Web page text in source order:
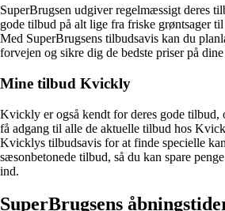
SuperBrugsen udgiver regelmæssigt deres
gode tilbud på alt lige fra friske grøntsager
Med SuperBrugsens tilbudsavis kan du
forvejen og sikre dig de bedste priser på
Mine tilbud Kvickly
Kvickly er også kendt for deres gode
få adgang til alle de aktuelle tilbud hos
Kvicklys tilbudsavis for at finde specielle
sæsonbetonede tilbud, så du kan spare
ind.
SuperBrugsens